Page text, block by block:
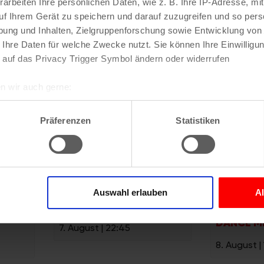
Ihre persönlichen Daten, wie z. B. Ihre IP-Adresse,
Ihrem Gerät zu speichern und darauf zuzugreifen und so
und Inhalten, Zielgruppenforschung sowie Entwicklung
Daten für welche Zwecke nutzt. Sie können Ihre
das Privacy Trigger Symbol ändern oder widerrufen
geografische Lage erfassen, welche bis auf einige Meter
Scannen nach bestimmten Merkmalen (Fingerprinting)
Ihre persönlichen Daten verarbeitet werden, und legen Sie
und Anzeigen zu personalisieren, Funktionen für soziale
zu analysieren. Außerdem geben wir Informationen zu
soziale Medien, Werbung und Analysen weiter. Unsere
Präferenzen Statistiken
Auswahl erlauben
Echtzeit Burlesque Night
7. August | 22:45
Ballets
DANCE
8. August |